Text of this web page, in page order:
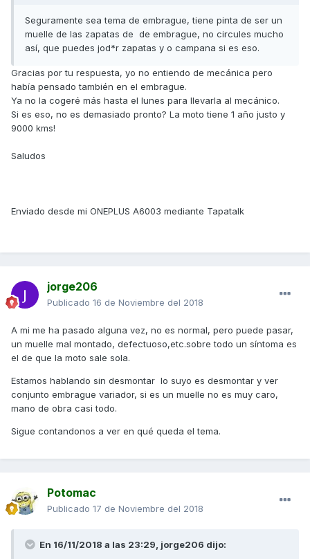
Seguramente sea tema de embrague, tiene pinta de ser un
muelle de las zapatas de de embrague, no circules mucho
así, que puedes jod*r zapatas y o campana si es eso.
Gracias por tu respuesta, yo no entiendo de mecánica pero
había pensado también en el embrague.
Ya no la cogeré más hasta el lunes para llevarla al mecánico.
Si es eso, no es demasiado pronto? La moto tiene 1 año justo y
9000 kms!
Saludos
Enviado desde mi ONEPLUS A6003 mediante Tapatalk
jorge206
Publicado 16 de Noviembre del 2018
A mi me ha pasado alguna vez, no es normal, pero puede pasar,
un muelle mal montado, defectuoso,etc.sobre todo un síntoma es
el de que la moto sale sola.
Estamos hablando sin desmontar lo suyo es desmontar y ver
conjunto embrague variador, si es un muelle no es muy caro,
mano de obra casi todo.
Sigue contandonos a ver en qué queda el tema.
Potomac
Publicado 17 de Noviembre del 2018
En 16/11/2018 a las 23:29, jorge206 dijo: